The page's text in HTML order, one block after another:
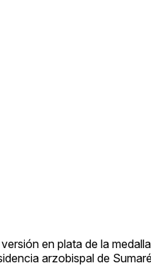
en plata de la
arzobispal de